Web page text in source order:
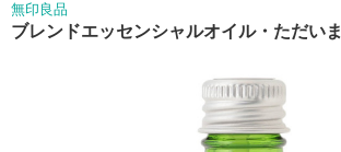
無印良品
ブレンドエッセンシャルオイル・ただいま